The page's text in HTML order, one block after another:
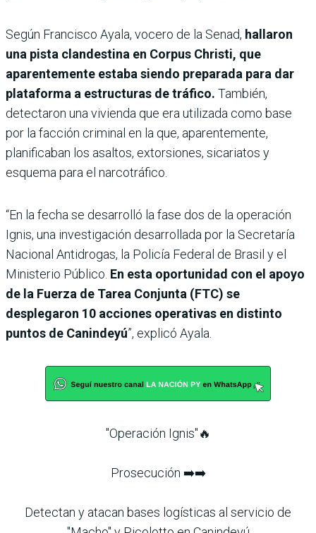
Según Francisco Ayala, vocero de la Senad, hallaron
una pista clandestina en Corpus Christi, que
aparentemente estaba siendo preparada para dar
plataforma a estructuras de tráfico. También,
detectaron una vivienda que era utilizada como base
por la facción criminal en la que, aparentemente,
planificaban los asaltos, extorsiones, sicariatos y
esquema para el narcotráfico.
“En la fecha se desarrolló la fase dos de la operación
Ignis, una investigación desarrollada por la Secretaría
Nacional Antidrogas, la Policía Federal de Brasil y el
Ministerio Público. En esta oportunidad con el apoyo
de la Fuerza de Tarea Conjunta (FTC) se
desplegaron 10 acciones operativas en distinto
puntos de Canindeyú”, explicó Ayala.
"Operación Ignis"🔥
Prosecución ➡️➡️
Detectan y atacan bases logísticas al servicio de